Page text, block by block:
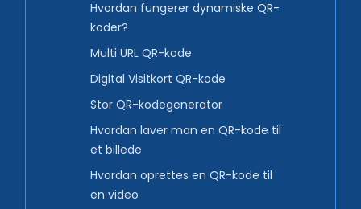
Hvordan fungerer dynamiske QR-
koder?
Multi URL QR-kode
Digital Visitkort QR-kode
Stor QR-kodegenerator
Hvordan laver man en QR-kode til
et billede
Hvordan oprettes en QR-kode til
en video